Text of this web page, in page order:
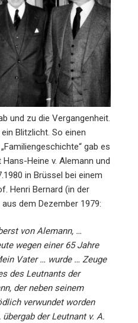
und zu die Vergangenheit.
Blitzlicht. So einen
gab es
Heine v. Alemann und
in Brüssel bei einem
Henri Bernard (in der
dem Dezember 1979:
von Alemann, …
wegen einer 65 Jahre
Vater … wurde … Zeuge
des Leutnants der
der neben seinem
verwundet worden
der Leutnant v. A.